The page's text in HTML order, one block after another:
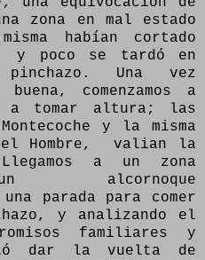
zona en mal estado
habían cortado
y poco se tardó en
Una vez
comenzamos a
a tomar altura; las
y la misma
Hombre, valian la
a un zona
alcornoque
parada para comer
y analizando el
familiares y
dar la vuelta de